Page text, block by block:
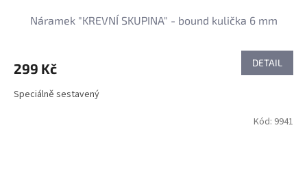
Náramek "KREVNÍ SKUPINA" - bound kulička 6 mm
299 Kč DETAIL
Speciálně sestavený
Kód: 9941